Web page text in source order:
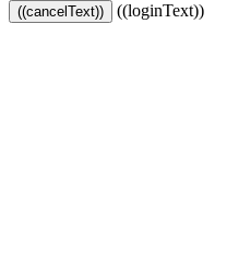
((cancelText)) ((loginText))